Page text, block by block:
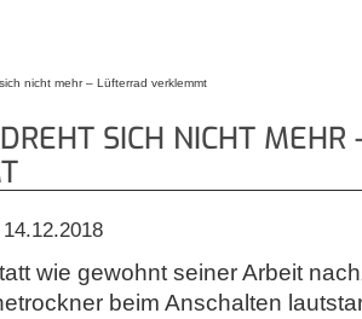
nicht mehr – Lüfterrad verklemmt
SICH NICHT
wie gewohnt seiner Arbeit
beim Anschalten